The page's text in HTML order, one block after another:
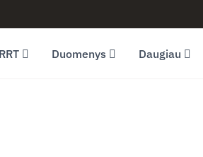
Duomenys Daugiau